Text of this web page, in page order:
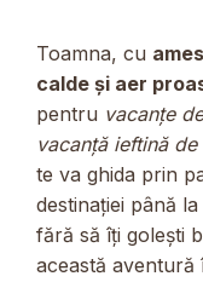
Toamna, cu
calde și aer
pentru vacanțe
vacanță ieftină de
te va ghida prin
destinației până
fără să îți golești
această aventură